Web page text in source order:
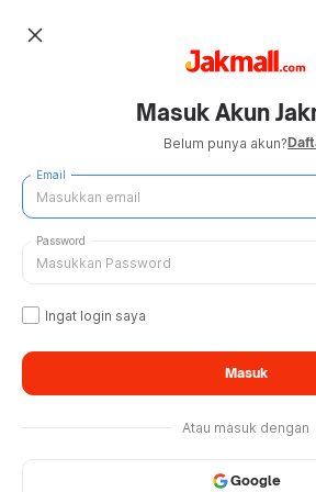
close
Masuk Akun
Belum punya akun?
Email
Password
Ingat login saya
Masuk
Atau masuk dengan
Google